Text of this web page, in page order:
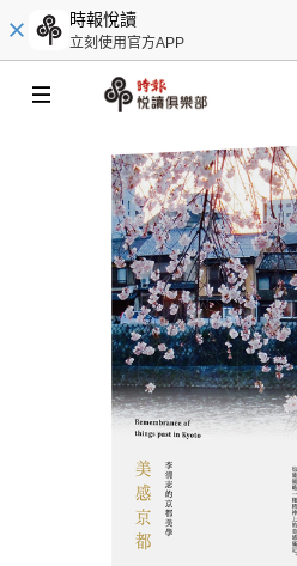
時報悅讀
立刻使用官方APP